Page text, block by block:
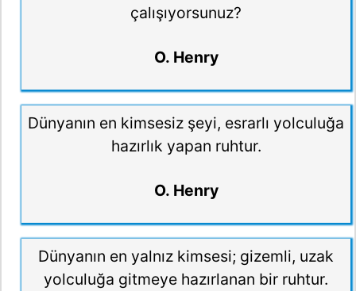
çalışıyorsunuz?
O. Henry
Dünyanın en kimsesiz şeyi, esrarlı yolculuğa
hazırlık yapan ruhtur.
O. Henry
Dünyanın en yalnız kimsesi; gizemli, uzak
yolculuğa gitmeye hazırlanan bir ruhtur.